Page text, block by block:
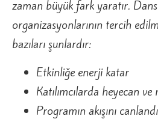
zaman büyük fark yaratır.
organizasyonlarının tercih
bazıları şunlardır:
Etkinliğe enerji katar
Katılımcılarda heyecan
Programın akışını